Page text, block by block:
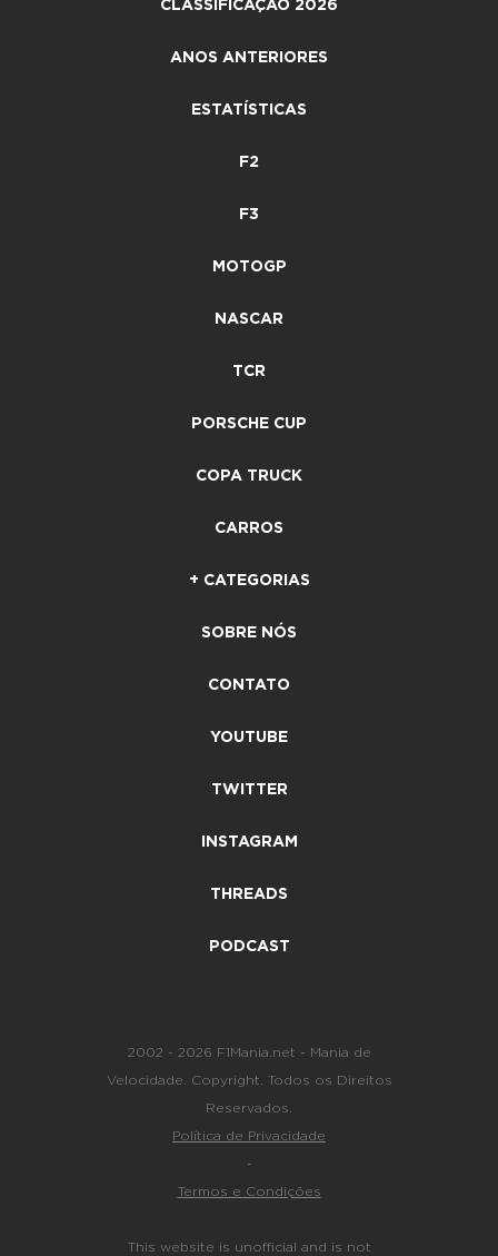
CLASSIFICAÇÃO 2026
ANOS ANTERIORES
ESTATÍSTICAS
F2
F3
MOTOGP
NASCAR
TCR
PORSCHE CUP
COPA TRUCK
CARROS
+ CATEGORIAS
SOBRE NÓS
CONTATO
YOUTUBE
TWITTER
INSTAGRAM
THREADS
PODCAST
2002 - 2026 F1Mania.net - Mania de
Velocidade. Copyright. Todos os Direitos
Reservados.
Política de Privacidade
-
Termos e Condições
This website is unofficial and is not